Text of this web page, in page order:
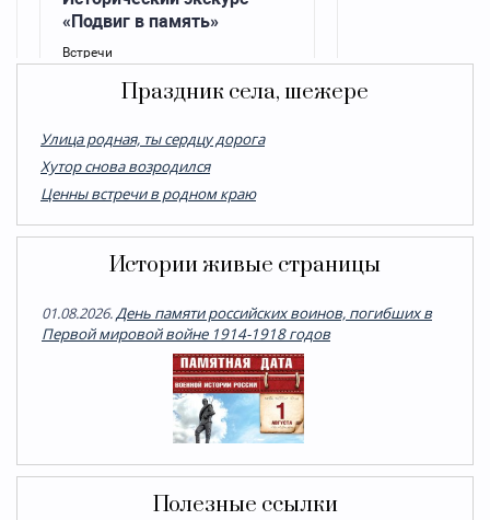
Праздник села, шежере
Улица родная, ты сердцу дорога
Хутор снова возродился
Ценны встречи в родном краю
Истории живые страницы
01.08.2026.День памяти российских воинов, погибших в
Первой мировой войне 1914-1918 годов
Полезные ссылки